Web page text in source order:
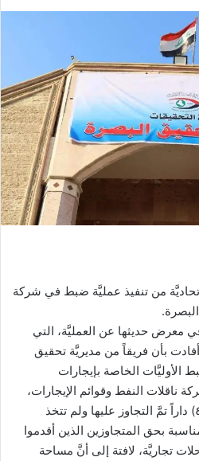
من تنفيذ عمليَّة ضبط في شركة
معرض حديثها عن العمليَّة، التي
بأن فريقاً من مديريَّة تحقيق
الأوليَّات الخاصة بإيجارات
ناقلات النفط وقوائم الإيجارات،
مُبيّنةً أنَّ عدد العقارات يبلغ (٤٦) داراً تمَّ التجاوز عليها ولم تتخذ
بحق المتجاوزين الذين أقدموا
تجاريَّة، لافتة إلى أنَّ مساحة